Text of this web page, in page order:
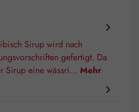
Sirup wird nach
gefertigt. Da
Sirup eine wässri… Mehr